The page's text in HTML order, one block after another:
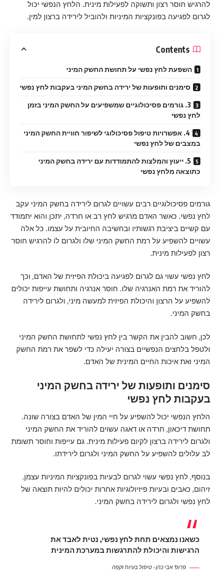
להרגיש חוסר רצון ותשוקה לפעילות מינית. הלחץ הנפשי יכול
לגרום לפגיעה בפונקציות המיניות ולהוביל לירידה ברצון למין.
Contents
השפעת לחץ נפשי על תחושת החשק המיני
סימנים ותופעות של ירידה בחשק המיני בעקבות לחץ נפשי
3. גורמים פסיכולוגיים שמשפיעים על החשק המיני בזמן
לחץ נפשי
4. אפשרויות טיפול פסיכולוגי לשיפור חוויית החשק המיני
במצבים של לחץ נפשי
5. ייעוץ והמלצות להתמודדות עם ירידה בחשק המיני
כתוצאה מלחץ נפשי
גורמים פסיכולוגיים רבים עשויים לגרום לירידה בחשק המיני עקב
לחץ נפשי. כאשר האדם מרגיש לחץ רב או חרדה, יתכן והוא יתמודד
עם קשיים ביציבת רגשותיו ובחשיבה החיובית על עצמו. כל אלה
עשויים להשפיע על רמת החשק המיני שלו ולגרום לו להרגיש חוסר
רצון לפעילות מינית.
לחץ נפשי עשוי גם לגרום לפגיעה ביכולת הפיזית של האדם, וכך
להוריד את רמת האנרגיה שלו. חוסר אנרגיה ותחושת עייפות יכולים
להשפיע על הרצון והיכולת הפיזית למעשה מיני, ולגרום לירידה
בחשק המיני.
לכן, חשוב להבין את הקשר בין לחץ נפשי לתחושת החשק המיני
ולטפל בלחצים הנפשיים בצורה יעילה כדי לשפר את רמת החשק
המיני ואת איכות החיים המינית של האדם.
סימנים ותופעות של ירידה בחשק המיני
בעקבות לחץ נפשי
הלחץ הנפשי יכול להשפיע על חיי המין של האדם בצורה שונה.
תחושת דיכאון, חרדה או דאגה עשוים להוריד את החשק המיני
ולגרום לירידה ברצון לקיום פעילות מינית. גם עייפות וחוסר תשומת
לב עלולים להשפיע על החשק המיני ולגרום לירידתו.
בנוסף, לחץ נפשי עשוי לגרום לבעיות בפונקציות המיניות עצמן.
זיהום, כאבים ובעיות פיזיולוגיות אחרות יכולים להיות תוצאה של
לחץ נפשי ולגרום לירידה בחשק המיני.
כשאנו נמצאים תחת לחץ נפשי, נטית לאבד את
הרגישות והיכולת להתרגשות במערכת המינית
פרופ' אבי כהן – טיפול בעיות זקפה